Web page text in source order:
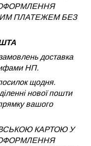
ПЛАТЕЖЕМ БЕЗ
доставка
НП.
щодня.
нової пошти
вашого
КАРТОЮ У